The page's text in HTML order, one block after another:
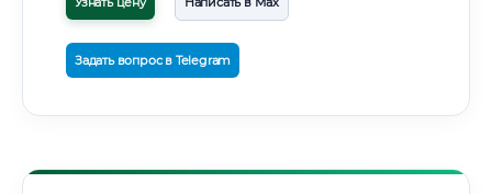
Задать вопрос в Telegram